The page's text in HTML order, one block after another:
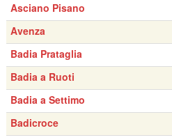
Asciano Pisano
Avenza
Badia Prataglia
Badia a Ruoti
Badia a Settimo
Badicroce